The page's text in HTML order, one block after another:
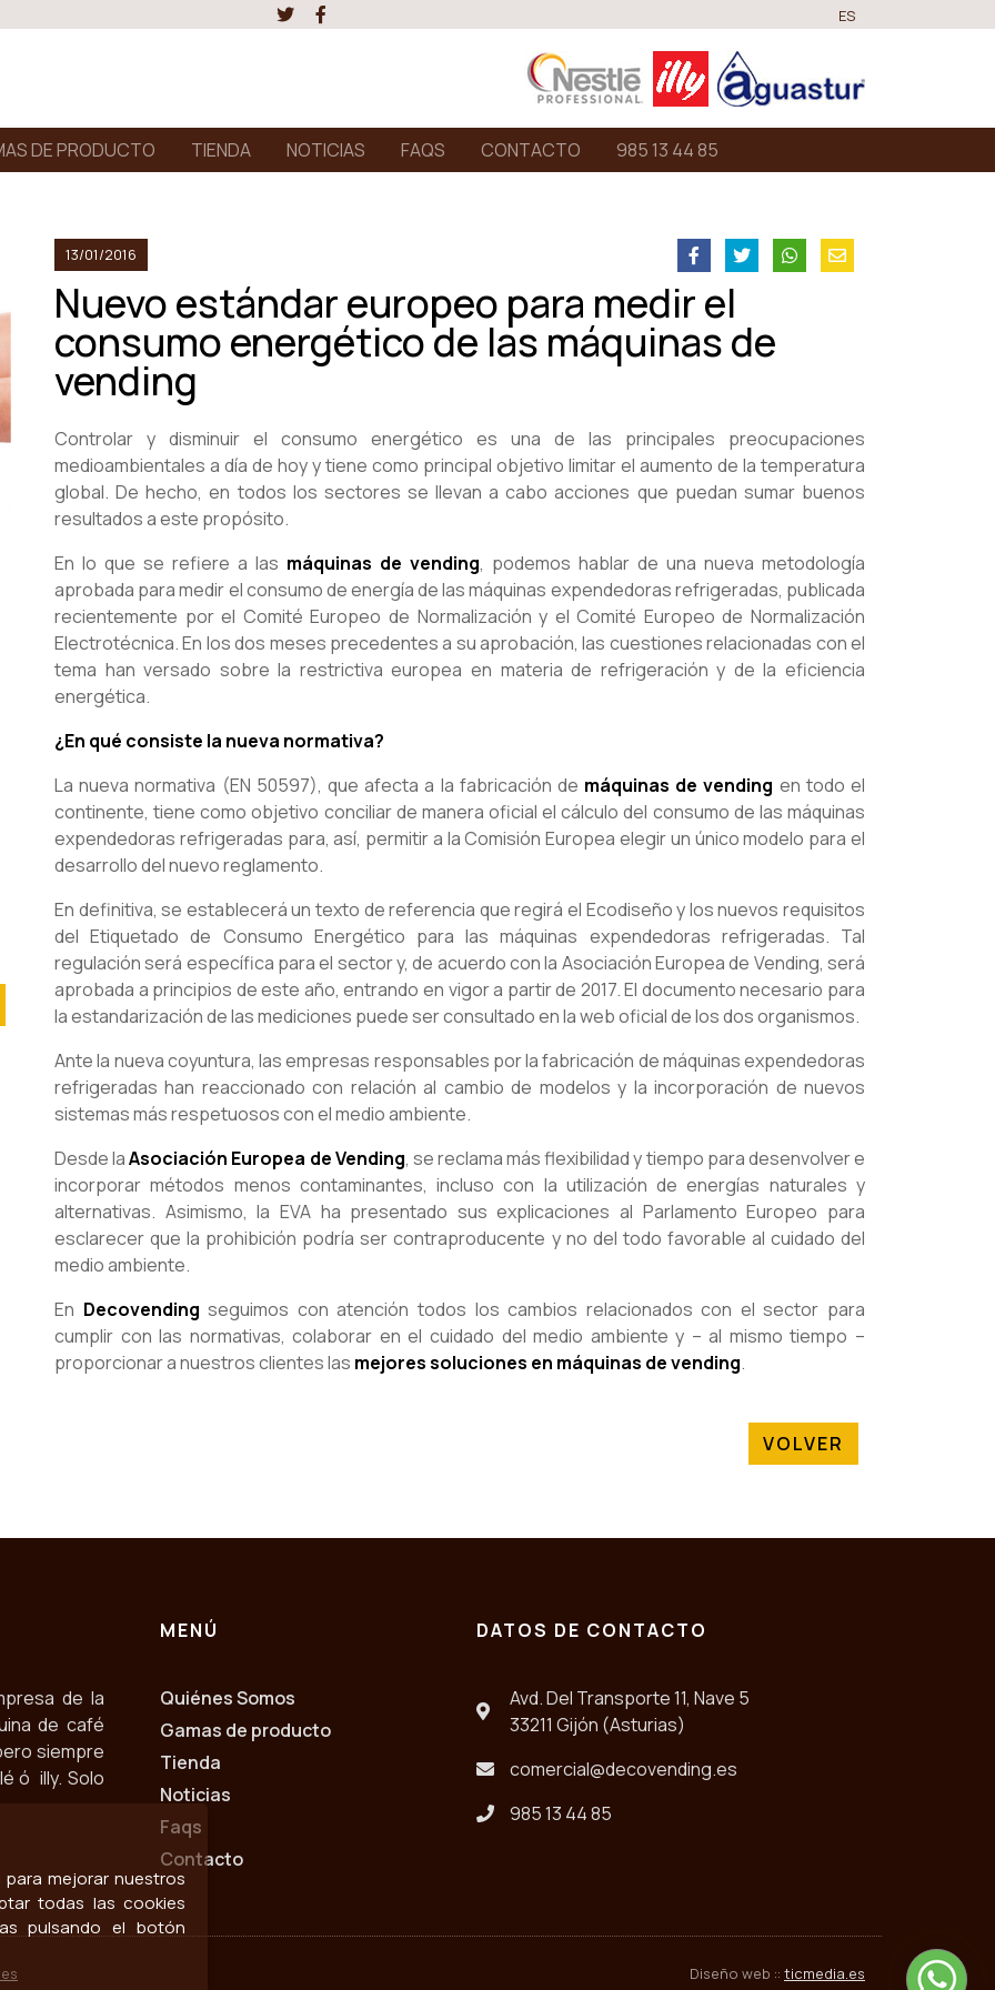
ES
DE PRODUCTO TIENDA NOTICIAS FAQS CONTACTO 985 13 44 85
13/01/2016
Nuevo estándar europeo para medir el
consumo energético de las máquinas de
vending
Controlar y disminuir el consumo energético es una de las principales preocupaciones
medioambientales a día de hoy y tiene como principal objetivo limitar el aumento de la temperatura
global. De hecho, en todos los sectores se llevan a cabo acciones que puedan sumar buenos
resultados a este propósito.
En lo que se refiere a las máquinas de vending, podemos hablar de una nueva metodología
aprobada para medir el consumo de energía de las máquinas expendedoras refrigeradas, publicada
recientemente por el Comité Europeo de Normalización y el Comité Europeo de Normalización
Electrotécnica. En los dos meses precedentes a su aprobación, las cuestiones relacionadas con el
tema han versado sobre la restrictiva europea en materia de refrigeración y de la eficiencia
energética.
¿En qué consiste la nueva normativa?
La nueva normativa (EN 50597), que afecta a la fabricación de máquinas de vending en todo el
continente, tiene como objetivo conciliar de manera oficial el cálculo del consumo de las máquinas
expendedoras refrigeradas para, así, permitir a la Comisión Europea elegir un único modelo para el
desarrollo del nuevo reglamento.
En definitiva, se establecerá un texto de referencia que regirá el Ecodiseño y los nuevos requisitos
del Etiquetado de Consumo Energético para las máquinas expendedoras refrigeradas. Tal
regulación será específica para el sector y, de acuerdo con la Asociación Europea de Vending, será
aprobada a principios de este año, entrando en vigor a partir de 2017. El documento necesario para
la estandarización de las mediciones puede ser consultado en la web oficial de los dos organismos.
Ante la nueva coyuntura, las empresas responsables por la fabricación de máquinas expendedoras
refrigeradas han reaccionado con relación al cambio de modelos y la incorporación de nuevos
sistemas más respetuosos con el medio ambiente.
Desde laAsociación Europea de Vending, se reclama más flexibilidad y tiempo para desenvolver e
incorporar métodos menos contaminantes, incluso con la utilización de energías naturales y
alternativas. Asimismo, la EVA ha presentado sus explicaciones al Parlamento Europeo para
esclarecer que la prohibición podría ser contraproducente y no del todo favorable al cuidado del
medio ambiente.
En Decovending seguimos con atención todos los cambios relacionados con el sector para
cumplir con las normativas, colaborar en el cuidado del medio ambiente y – al mismo tiempo –
proporcionar a nuestros clientes las mejores soluciones en máquinas de vending.
VOLVER
de la
de café
siempre
ó illy. Solo
MENÚ
Quiénes Somos
Gamas de producto
Tienda
Noticias
Faqs
Contacto
DATOS DE CONTACTO
Avd. Del Transporte 11, Nave 5
33211 Gijón (Asturias)
comercial@decovending.es
985 13 44 85
Diseño web :: ticmedia.es
mejorar nuestros
todas las cookies
pulsando el botón